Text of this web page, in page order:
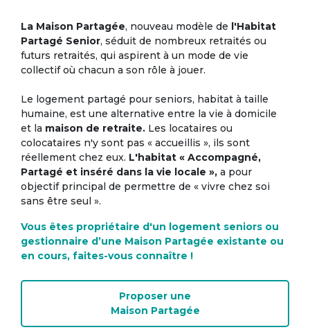
La Maison Partagée, nouveau modèle de l'Habitat
Partagé Senior, séduit de nombreux retraités ou
futurs retraités, qui aspirent à un mode de vie
collectif où chacun a son rôle à jouer.
Le logement partagé pour seniors, habitat à taille
humaine, est une alternative entre la vie à domicile
et la maison de retraite. Les locataires ou
colocataires n'y sont pas « accueillis », ils sont
réellement chez eux. L'habitat « Accompagné,
Partagé et inséré dans la vie locale », a pour
objectif principal de permettre de « vivre chez soi
sans être seul ».
Vous êtes propriétaire d'un logement seniors ou
gestionnaire d’une Maison Partagée existante ou
en cours, faites-vous connaître !
Proposer une
Maison Partagée